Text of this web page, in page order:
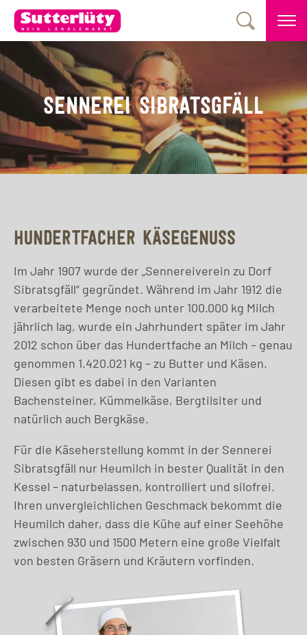
SENNEREI SIBRATSGFÄLL
HUNDERTFACHER KÄSEGENUSS
Im Jahr 1907 wurde der „Sennereiverein zu Dorf
Sibratsgfäll“ gegründet. Während im Jahr 1912 die
verarbeitete Menge noch unter 100.000 kg Milch
jährlich lag, wurde ein Jahrhundert später im Jahr
2012 schon über das Hundertfache an Milch – genau
genommen 1.420.021 kg – zu Butter und Käsen.
Diesen gibt es dabei in den Varianten
Bachensteiner, Kümmelkäse, Bergtilsiter und
natürlich auch Bergkäse.
Für die Käseherstellung kommt in der Sennerei
Sibratsgfäll nur Heumilch in bester Qualität in den
Kessel – naturbelassen, kontrolliert und silofrei.
Ihren unvergleichlichen Geschmack bekommt die
Heumilch daher, dass die Kühe auf einer Seehöhe
zwischen 930 und 1500 Metern eine große Vielfalt
von besten Gräsern und Kräutern vorfinden.